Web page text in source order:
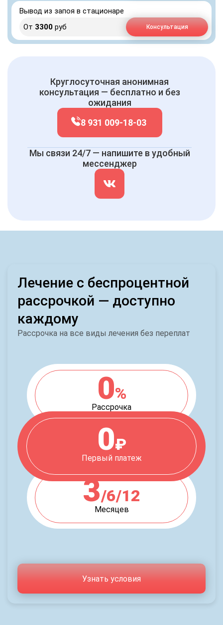
Вывод из запоя в стационаре
От 3300 руб Консультация
Круглосуточная анонимная
консультация — бесплатно и без
ожидания
8 931 009-18-03
Мы связи 24/7 — напишите в удобный
мессенджер
Лечение с беспроцентной
рассрочкой — доступно
каждому
Рассрочка на все виды лечения без переплат
0%
Рассрочка
0₽
Первый платеж
3/6/12
Месяцев
Узнать условия